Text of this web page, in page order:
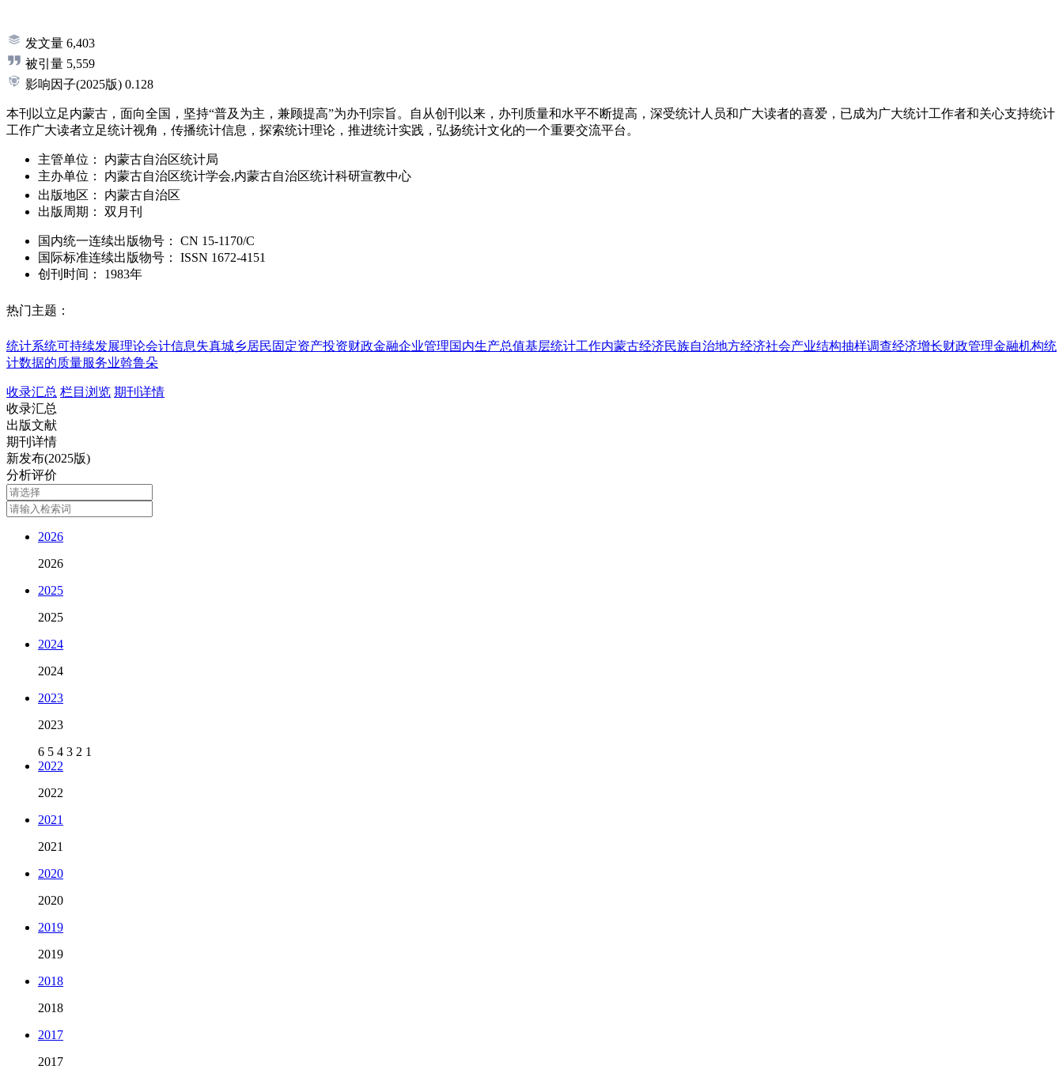
发文量 6,403
被引量 5,559
影响因子(2025版) 0.128
本刊以立足内蒙古，面向全国，坚持“普及为主，兼顾提高”为办刊宗旨。自从创刊以来，办刊质量和水平不断提高，深受统计人员和广大读者的喜爱，已成为广大统计工作者和关心支持统计
工作广大读者立足统计视角，传播统计信息，探索统计理论，推进统计实践，弘扬统计文化的一个重要交流平台。
主管单位：
内蒙古自治区统计局
主办单位：
内蒙古自治区统计学会,内蒙古自治区统计科研宣教中心
出版地区：
内蒙古自治区
出版周期：
双月刊
国内统一连续出版物号： CN 15-1170/C
国际标准连续出版物号 ： ISSN 1672-4151
创刊时间：
1983年
热门主题：
统计系统可持续发展理论会计信息失真城乡居民固定资产投资财政金融企业管理国内生产总值基层统计工作内蒙古经济民族自治地方经济社会产业结构抽样调查经济增长财政管理金融机构统
计数据的质量服务业斡鲁朵
收录汇总 栏目浏览 期刊详情
收录汇总
出版文献
期刊详情
新发布(2025版)
分析评价
2026
2026
2025
2025
2024
2024
2023
2023
6 5 4 3 2 1
2022
2022
2021
2021
2020
2020
2019
2019
2018
2018
2017
2017